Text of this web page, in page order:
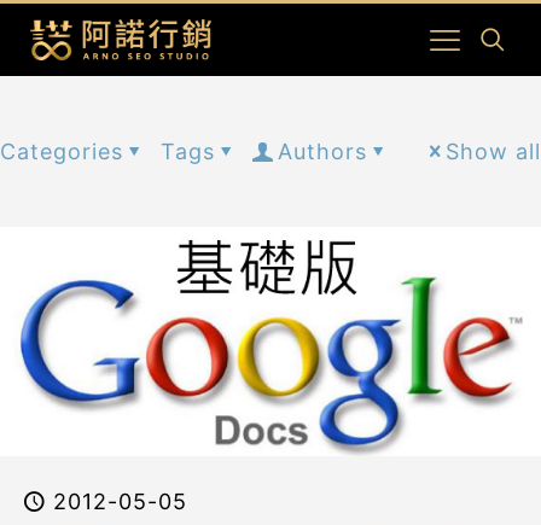
Categories Tags Authors Show all
2012-05-05